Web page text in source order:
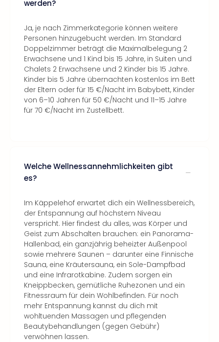
werden?
Ja, je nach Zimmerkategorie können weitere
Personen hinzugebucht werden. Im Standard
Doppelzimmer beträgt die Maximalbelegung 2
Erwachsene und 1 Kind bis 15 Jahre, in Suiten und
Chalets 2 Erwachsene und 2 Kinder bis 15 Jahre.
Kinder bis 5 Jahre übernachten kostenlos im Bett
der Eltern oder für 15 €/Nacht im Babybett, Kinder
von 6–10 Jahren für 50 €/Nacht und 11–15 Jahre
für 70 €/Nacht im Zustellbett.
Welche Wellnessannehmlichkeiten gibt
es?
Im Käppelehof erwartet dich ein Wellnessbereich,
der Entspannung auf höchstem Niveau
verspricht. Hier findest du alles, was Körper und
Geist zum Abschalten brauchen: ein Panorama-
Hallenbad, ein ganzjährig beheizter Außenpool
sowie mehrere Saunen – darunter eine Finnische
Sauna, eine Kräutersauna, ein Sole-Dampfbad
und eine Infrarotkabine. Zudem sorgen ein
Kneippbecken, gemütliche Ruhezonen und ein
Fitnessraum für dein Wohlbefinden. Für noch
mehr Entspannung kannst du dich mit
wohltuenden Massagen und pflegenden
Beautybehandlungen (gegen Gebühr)
verwöhnen lassen.